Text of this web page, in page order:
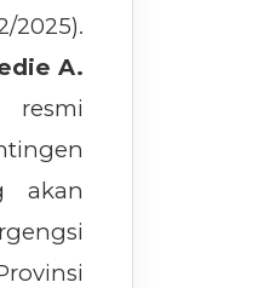
2025).
A.
akan